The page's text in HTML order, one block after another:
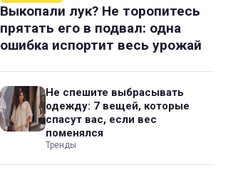
Выкопали лук? Не торопитесь
прятать его в подвал: одна
ошибка испортит весь урожай
Не спешите выбрасывать
одежду: 7 вещей, которые
спасут вас, если вес
поменялся
Тренды